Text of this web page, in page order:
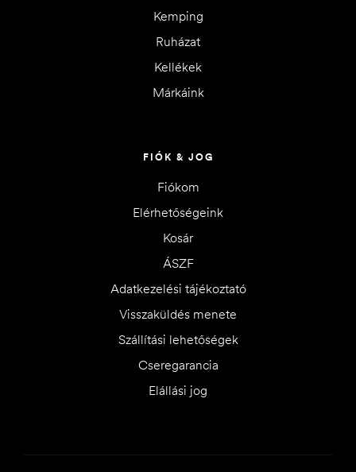
Kemping
Ruházat
Kellékek
Márkáink
FIÓK & JOG
Fiókom
Elérhetőségeink
Kosár
ÁSZF
Adatkezelési tájékoztató
Visszaküldés menete
Szállítási lehetőségek
Cseregarancia
Elállási jog